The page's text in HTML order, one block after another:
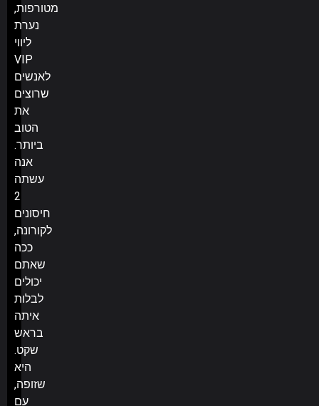
מטורפות,
נערת
ליווי
VIP
לאנשים
שרוצים
את
הטוב
ביותר.
אנה
עשתה
2
חיסונים
לקורונה,
ככה
שאתם
יכולים
לבלות
איתה
בראש
שקט.
היא
שזופה,
עם